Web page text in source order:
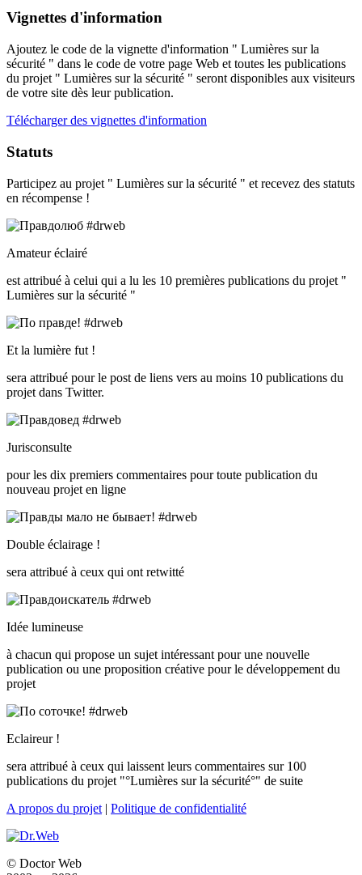
Vignettes d'information
Ajoutez le code de la vignette d'information " Lumières sur la
sécurité " dans le code de votre page Web et toutes les publications
du projet " Lumières sur la sécurité " seront disponibles aux visiteurs
de votre site dès leur publication.
Télécharger des vignettes d'information
Statuts
Participez au projet " Lumières sur la sécurité " et recevez des statuts
en récompense !
Amateur éclairé
est attribué à celui qui a lu les 10 premières publications du projet "
Lumières sur la sécurité "
Et la lumière fut !
sera attribué pour le post de liens vers au moins 10 publications du
projet dans Twitter.
Jurisconsulte
pour les dix premiers commentaires pour toute publication du
nouveau projet en ligne
Double éclairage !
sera attribué à ceux qui ont retwitté
Idée lumineuse
à chacun qui propose un sujet intéressant pour une nouvelle
publication ou une proposition créative pour le développement du
projet
Eclaireur !
sera attribué à ceux qui laissent leurs commentaires sur 100
publications du projet "°Lumières sur la sécurité°" de suite
A propos du projet | Politique de confidentialité
© Doctor Web